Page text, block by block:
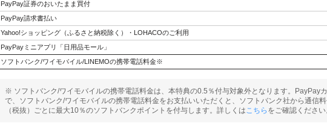
PayPay証券のおいたまま買付
PayPay請求書払い
Yahoo!ショッピング（ふるさと納税除く）・LOHACOのご利用
PayPayミニアプリ「日用品モール」
ソフトバンク/ワイモバイル/LINEMOの携帯電話料金※
※ ソフトバンク/ワイモバイルの携帯電話料金は、本特典の0.5％付与対象外となります。PayPay
で、ソフトバンク/ワイモバイルの携帯電話料金をお支払いいただくと、ソフトバンク社から通信
（税抜）ごとに最大10％のソフトバンクポイントを付与します。詳しくはこちら をご確認ください